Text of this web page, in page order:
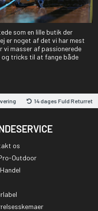
som en lille butik der
er noget af det vi har mest
vi masser af passionerede
tricks til at fange både
14 dages Fuld Returret
os
Outdoor